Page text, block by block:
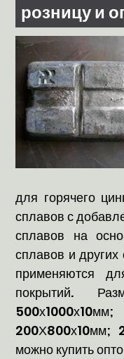
розницу и
для горячего
сплавов с
сплавов на
сплавов и
применяются
покрытий.
200Х800х10мм;
можно купить